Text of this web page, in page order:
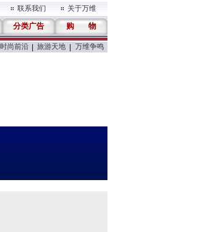
联系我们 关于万维
分类广告 购 物
时尚前沿 旅游天地 万维争鸣